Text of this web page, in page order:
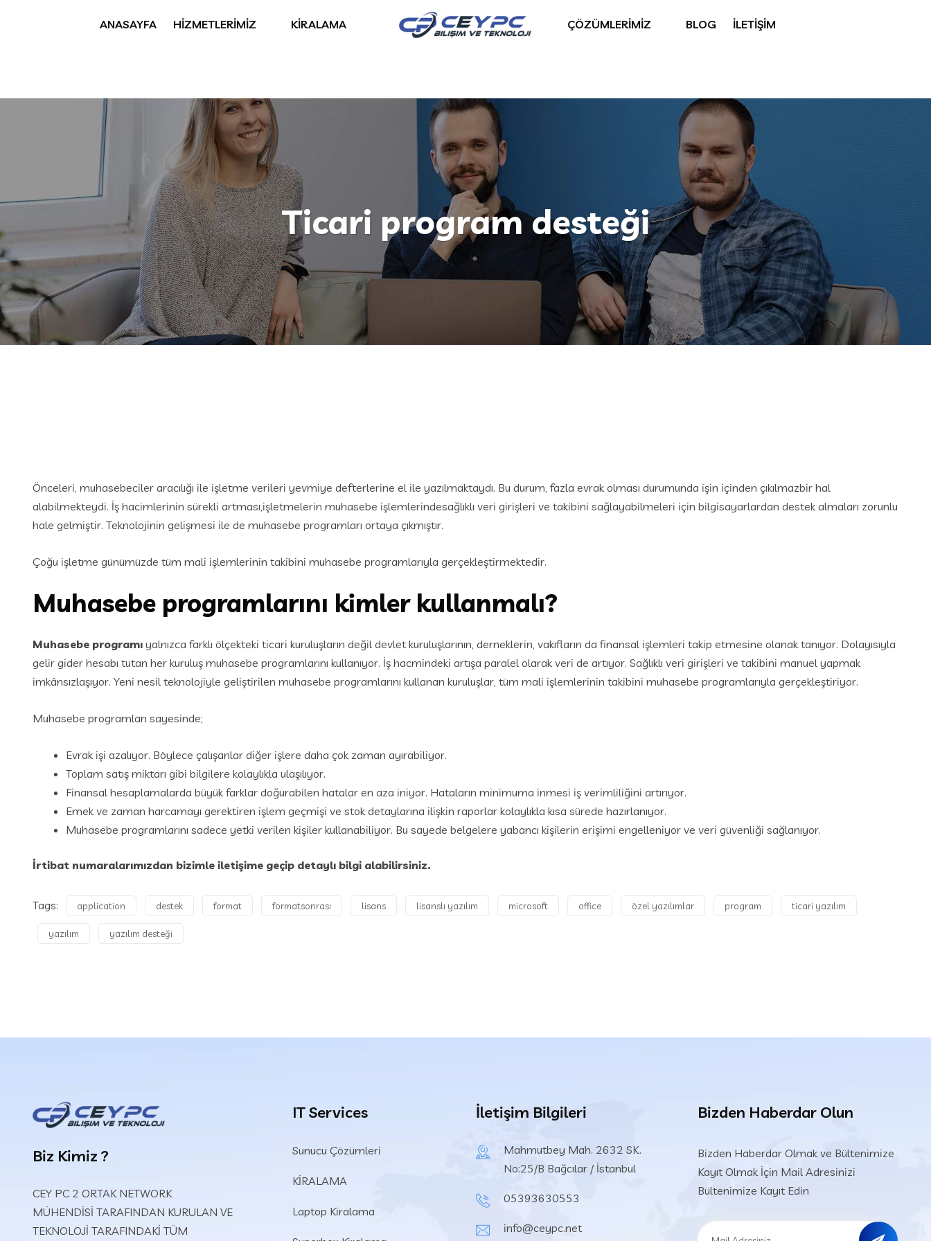
ANASAYFA HİZMETLERİMİZ KİRALAMA ÇÖZÜMLERİMİZ BLOG İLETİŞİM
Ticari program desteği
Önceleri, muhasebeciler aracılığı ile işletme verileri yevmiye defterlerine el ile yazılmaktaydı. Bu durum, fazla evrak olması durumunda işin içinden çıkılmazbir hal
alabilmekteydi. İş hacimlerinin sürekli artması,işletmelerin muhasebe işlemlerindesağlıklı veri girişleri ve takibini sağlayabilmeleri için bilgisayarlardan destek almaları zorunlu
hale gelmiştir. Teknolojinin gelişmesi ile de muhasebe programları ortaya çıkmıştır.
Çoğu işletme günümüzde tüm mali işlemlerinin takibini muhasebe programlarıyla gerçekleştirmektedir.
Muhasebe programlarını kimler kullanmalı?
Muhasebe programı yalnızca farklı ölçekteki ticari kuruluşların değil devlet kuruluşlarının, derneklerin, vakıfların da finansal işlemleri takip etmesine olanak tanıyor. Dolayısıyla
gelir gider hesabı tutan her kuruluş muhasebe programlarını kullanıyor. İş hacmindeki artışa paralel olarak veri de artıyor. Sağlıklı veri girişleri ve takibini manuel yapmak
imkânsızlaşıyor. Yeni nesil teknolojiyle geliştirilen muhasebe programlarını kullanan kuruluşlar, tüm mali işlemlerinin takibini muhasebe programlarıyla gerçekleştiriyor.
Muhasebe programları sayesinde;
Evrak işi azalıyor. Böylece çalışanlar diğer işlere daha çok zaman ayırabiliyor.
Toplam satış miktarı gibi bilgilere kolaylıkla ulaşılıyor.
Finansal hesaplamalarda büyük farklar doğurabilen hatalar en aza iniyor. Hataların minimuma inmesi iş verimliliğini artırıyor.
Emek ve zaman harcamayı gerektiren işlem geçmişi ve stok detaylarına ilişkin raporlar kolaylıkla kısa sürede hazırlanıyor.
Muhasebe programlarını sadece yetki verilen kişiler kullanabiliyor. Bu sayede belgelere yabancı kişilerin erişimi engelleniyor ve veri güvenliği sağlanıyor.
İrtibat numaralarımızdan bizimle iletişime geçip detaylı bilgi alabilirsiniz.
Tags: application destek format formatsonrası lisans lisanslı yazılım microsoft office özel yazılımlar program ticari yazılım
yazılım yazılım desteği
Biz Kimiz ?
CEY PC 2 ORTAK NETWORK
MÜHENDİSİ TARAFINDAN KURULAN VE
TEKNOLOJİ TARAFINDAKİ TÜM
IT Services
Sunucu Çözümleri
KİRALAMA
Laptop Kiralama
İletişim Bilgileri
Mahmutbey Mah. 2632 SK.
No:25/B Bağcılar / İstanbul
05393630553
info@ceypc.net
Bizden Haberdar Olun
Bizden Haberdar Olmak ve Bültenimize
Kayıt Olmak İçin Mail Adresinizi
Bültenimize Kayıt Edin